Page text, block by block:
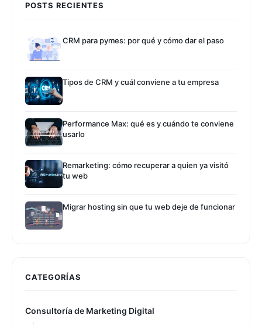
POSTS RECIENTES
CRM para pymes: por qué y cómo dar el paso
Tipos de CRM y cuál conviene a tu empresa
Performance Max: qué es y cuándo te conviene
usarlo
Remarketing: cómo recuperar a quien ya visitó
tu web
Migrar hosting sin que tu web deje de funcionar
CATEGORÍAS
Consultoría de Marketing Digital